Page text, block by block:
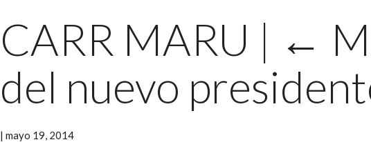
CARR MARU | ←
del nuevo
| mayo 19, 2014